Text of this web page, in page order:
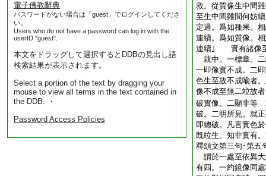
電子佛教辭典
パスワードがない場合は「guest」でログインしてくださ
い。
Users who do not have a password can log in with the
userID "guest".
本文をドラッグして選択するとDDBの見出し語
検索結果が表示されます。
Select a portion of the text by dragging your
mouse to view all terms in the text contained in
the DDB. ・
Password Access Policies
救。從質像生中間
至生中間雖間何妨
定過。爲如種果。
連續。爲如質像。
連續｣ 實有諸像至
就中。一標章。
一即像實不成。
色生至故不成喩
像不成至無二竝故
破實像。二顯非等
破。二明所見。就
即總破。凡言實色
既竝生。知非實有
釋頌文第三句･第五
謂於一處至依異
有四。一約鏡像同